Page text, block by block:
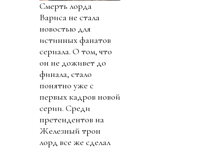
Смерть лорда
Вариса не стала
новостью для
истинных фанатов
сериала. О том, что
он не доживет до
финала, стало
понятно уже с
первых кадров новой
серии. Среди
претендентов на
Железный трон
лорд все же сделал